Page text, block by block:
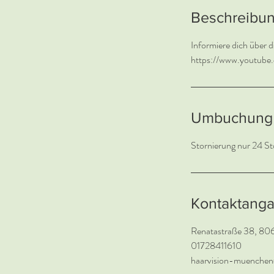
Informiere dich über
https://
Renatastraße 38,
01728411610
haarvision-